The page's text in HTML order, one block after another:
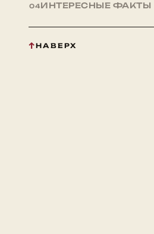
ИНТЕРЕСНЫЕ ФАКТЫ
НАВЕРХ